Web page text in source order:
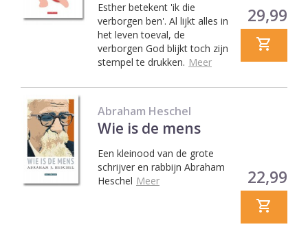
Esther betekent 'ik die
verborgen ben'. Al lijkt alles in
het leven toeval, de
verborgen God blijkt toch zijn
stempel te drukken. Meer
Prijs
29,99
Abraham Heschel
Wie is de mens
Een kleinood van de grote
schrijver en rabbijn Abraham
Heschel Meer Prijs
22,99